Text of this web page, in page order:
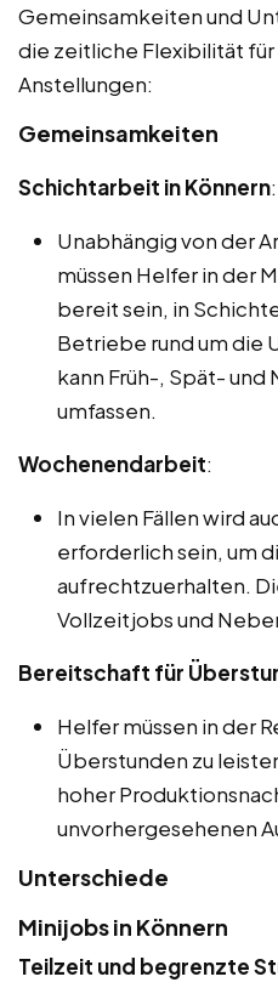
Gemeinsamkeiten und
die zeitliche Flexibilität
Anstellungen:
Gemeinsamkeiten
Schichtarbeit in Könnern:
Unabhängig von der
müssen Helfer in der
bereit sein, in
Betriebe rund um die
kann Früh-, Spät-
umfassen.
Wochenendarbeit:
In vielen Fällen wird
erforderlich sein, um
aufrechtzuerhalten.
Vollzeitjobs und
Bereitschaft für
Helfer müssen in der
Überstunden zu
hoher
unvorhergesehenen
Unterschiede
Minijobs in Könnern
Teilzeit und begrenzte